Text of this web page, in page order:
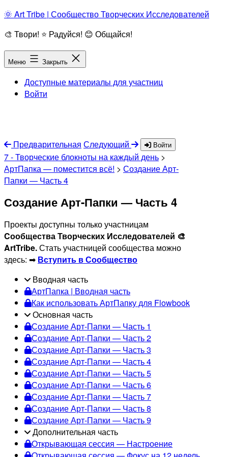
Перейти
содержимому
🌞 Art Tribe | Сообщество Творческих Исследователей
🎨 Твори! ⭐ Радуйся! 😊 Общайся!
Меню Закрыть
Доступные материалы для участниц
Войти
Предварительная Следующий Войти
7 - Творческие блокноты на каждый день >
АртПапка — поместится всё! > Создание Арт-
Папки — Часть 4
Создание Арт-Папки — Часть 4
Проекты доступны только участницам
Cообщества Творческих Исследователей 🎨
ArtTribe.Стать участницей сообщества можно
здесь: ➡ Вступить в Сообщество
Вводная часть
АртПапка | Вводная часть
Как использовать АртПапку для Flowbook
Основная часть
Создание Арт-Папки — Часть 1
Создание Арт-Папки — Часть 2
Создание Арт-Папки — Часть 3
Создание Арт-Папки — Часть 4
Создание Арт-Папки — Часть 5
Создание Арт-Папки — Часть 6
Создание Арт-Папки — Часть 7
Создание Арт-Папки — Часть 8
Создание Арт-Папки — Часть 9
Дополнительная часть
Открывающая сессия — Настроение